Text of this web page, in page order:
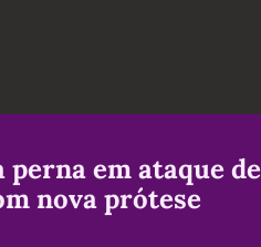
perna em ataque de
nova prótese